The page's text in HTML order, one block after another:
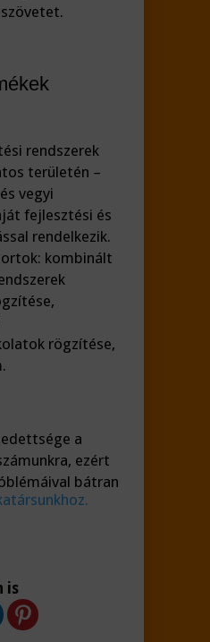
rendszerek
területén –
vegyi
fejlesztési és
rendelkezik.
kombinált
rögzítése,
a
ezért
bátran
is